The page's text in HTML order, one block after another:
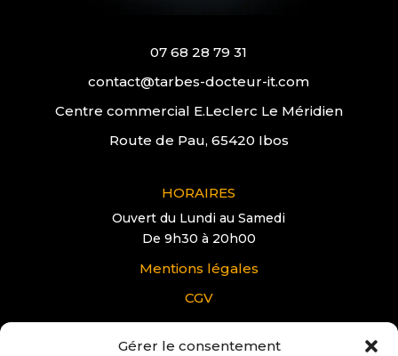
Gérer le consentement
07 68 28 79 31
contact@tarbes-docteur-it.com
Centre commercial E.Leclerc Le Méridien
Route de Pau, 65420 Ibos
HORAIRES
Ouvert du Lundi au Samedi
De 9h30 à 20h00
Mentions légales
CGV
VOUS AVEZ UNE QUESTION?